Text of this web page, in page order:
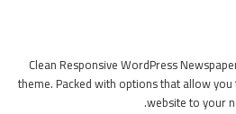
Clean Responsive WordPress
theme. Packed with options that allow
website to your